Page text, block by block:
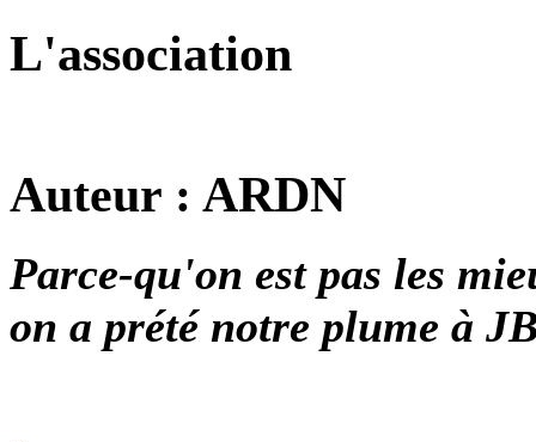
L'association
Auteur : ARDN
Parce-qu'on est pas les
on a prété notre plume à